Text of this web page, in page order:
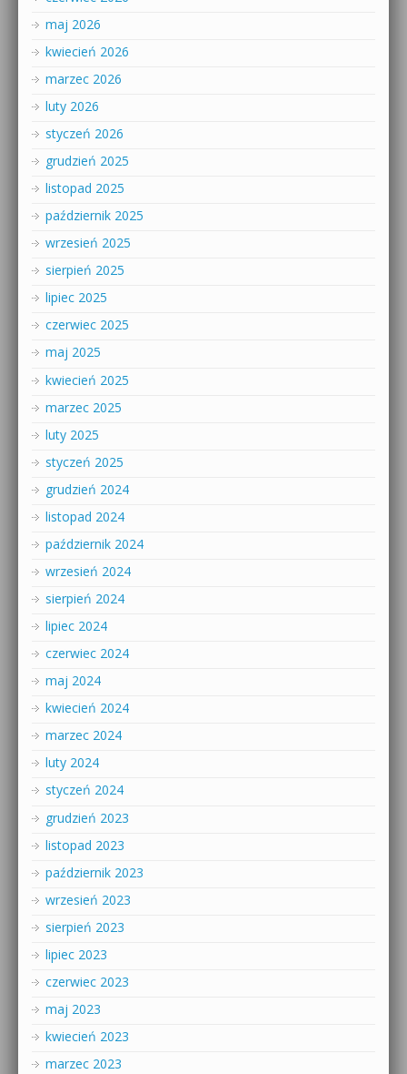
maj 2026
kwiecień 2026
marzec 2026
luty 2026
styczeń 2026
grudzień 2025
listopad 2025
październik 2025
wrzesień 2025
sierpień 2025
lipiec 2025
czerwiec 2025
maj 2025
kwiecień 2025
marzec 2025
luty 2025
styczeń 2025
grudzień 2024
listopad 2024
październik 2024
wrzesień 2024
sierpień 2024
lipiec 2024
czerwiec 2024
maj 2024
kwiecień 2024
marzec 2024
luty 2024
styczeń 2024
grudzień 2023
listopad 2023
październik 2023
wrzesień 2023
sierpień 2023
lipiec 2023
czerwiec 2023
maj 2023
kwiecień 2023
marzec 2023